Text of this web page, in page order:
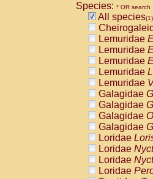
Cebidae
Cebidae
Cebidae
Cebidae
Cebidae
Atelidae
Atelidae
Atelidae
Atelidae
Atelidae
Atelidae
Atelidae
Atelidae
Atelidae
Atelidae
Pitheciidae
Species: * OR search
All species(1)
Lemuridae
Lemuridae
Lemuridae
Lemuridae
Lemuridae
Galagidae
Galagidae
Galagidae
Galagidae
Loridae
Loridae
Loridae
Loridae